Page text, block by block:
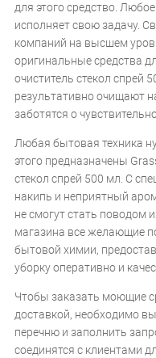
для этого средство.
исполняет свою задачу.
компаний на высшем
оригинальные средства
очиститель стекол спрей
результативно очищают
заботятся о
Любая бытовая техника
этого предназначены
стекол спрей 500 мл. С
накипь и неприятный
не смогут стать поводом
магазина все желающие
бытовой химии,
уборку оперативно и
Чтобы заказать моющие
доставкой, необходимо
перечню и заполнить
соединятся с клиентами